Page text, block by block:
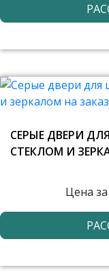
СЕРЫЕ ДВЕРИ
СТЕКЛОМ И
Цена